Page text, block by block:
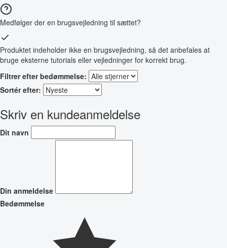
Medfølger der en brugsvejledning til sættet?
Produktet indeholder ikke en brugsvejledning, så det anbefales at
bruge eksterne tutorials eller vejledninger for korrekt brug.
Filtrer efter bedømmelse:
Sortér efter:
Skriv en kundeanmeldelse
Dit navn
Din anmeldelse
Bedømmelse